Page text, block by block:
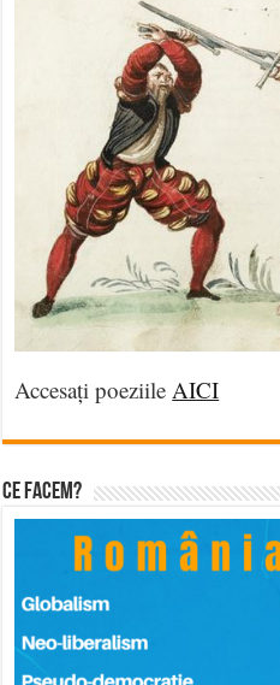
Accesați poeziile AICI
Ce facem?